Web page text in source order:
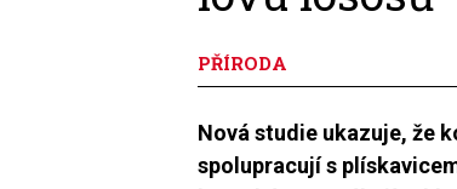
PŘÍRODA
Nová studie ukazuje, že
spolupracují s